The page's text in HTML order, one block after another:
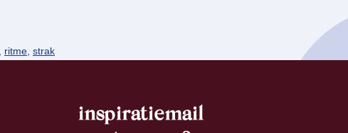
ritme strak
inspiratiemail